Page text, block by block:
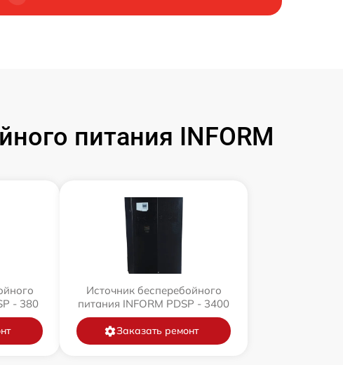
питания INFORM
- 380
Источник бесперебойного
питания INFORM PDSP - 3400
Заказать ремонт